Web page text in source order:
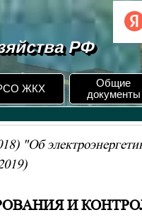
ЖКХ
Общие
документы
РФ
"Об
И